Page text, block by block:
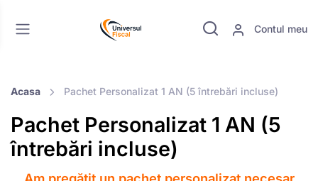
Contul meu
Acasa Pachet Personalizat 1 AN (5 întrebări incluse)
Pachet Personalizat 1 AN (5
întrebări incluse)